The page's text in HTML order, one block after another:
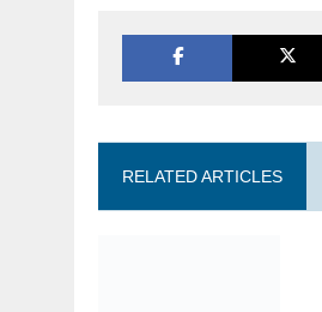
RELATED ARTICLES